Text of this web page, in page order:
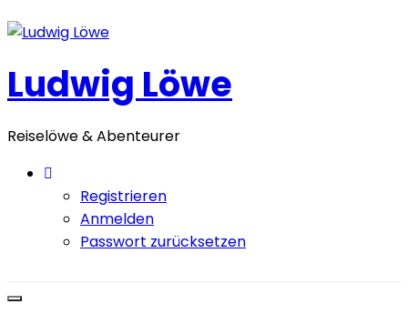
Zum
Inhalt
Ludwig Löwe
Reiselöwe & Abenteurer
Registrieren
Anmelden
Passwort zurücksetzen